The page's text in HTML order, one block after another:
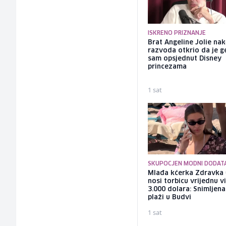
ISKRENO PRIZNANJE
Brat Angeline Jolie
razvoda otkrio da je
sam opsjednut Disney
princezama
1 sat
SKUPOCJEN MODNI
Mlađa kćerka Zdravka
nosi torbicu vrijednu
3.000 dolara:
plaži u Budvi
1 sat